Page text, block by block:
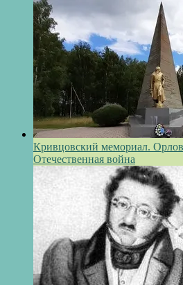
Кривцовский мемориал.
Отечественная война